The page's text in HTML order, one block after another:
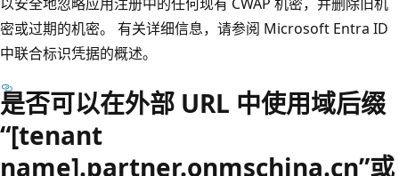
密或过期的机密。 有关详细信息，请参阅 Microsoft Entra ID
中联合标识凭据的概述。
是否可以在外部 URL 中使用域后缀
“[tenant
name].partner.onmschina.cn”或